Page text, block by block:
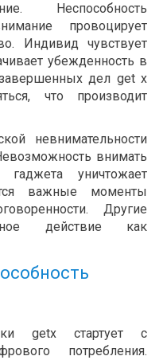
Неспособность
провоцирует
Индивид чувствует
убежденность в
дел get x
что производит
невнимательности
внимать
уничтожает
важные моменты
Другие
действие как
getx стартует с
потребления.